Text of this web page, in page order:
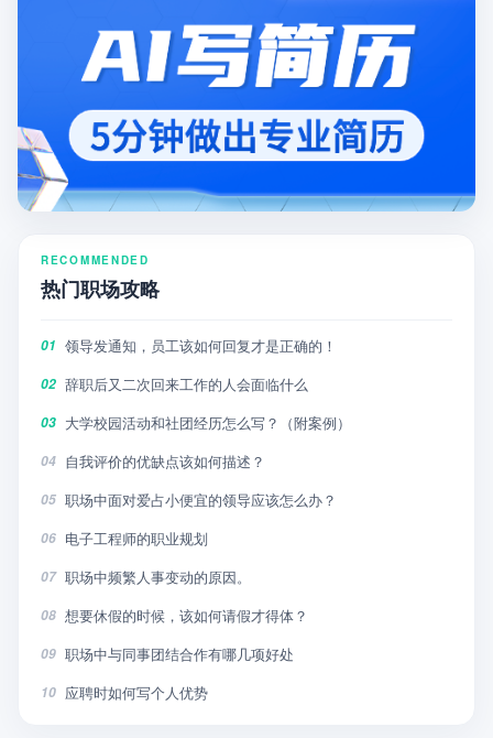
RECOMMENDED
热门职场攻略
01 领导发通知，员工该如何回复才是正确的！
02 辞职后又二次回来工作的人会面临什么
03 大学校园活动和社团经历怎么写？（附案例）
04 自我评价的优缺点该如何描述？
05 职场中面对爱占小便宜的领导应该怎么办？
06 电子工程师的职业规划
07 职场中频繁人事变动的原因。
08 想要休假的时候，该如何请假才得体？
09 职场中与同事团结合作有哪几项好处
10 应聘时如何写个人优势